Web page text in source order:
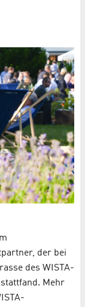
der bei
des WISTA-
Mehr